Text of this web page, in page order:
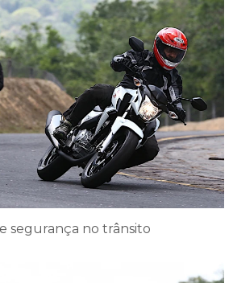
segurança no trânsito